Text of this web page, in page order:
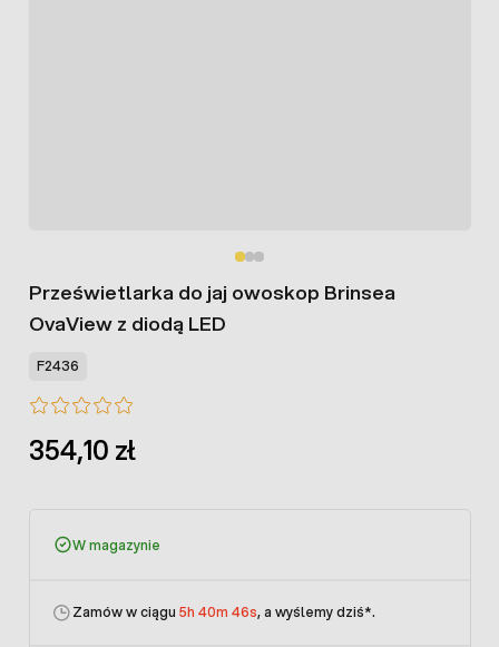
Prześwietlarka do jaj owoskop Brinsea
OvaView z diodą LED
F2436
354,10 zł
W magazynie
Zamów w ciągu 5h 40m 45s, a wyślemy dziś*.